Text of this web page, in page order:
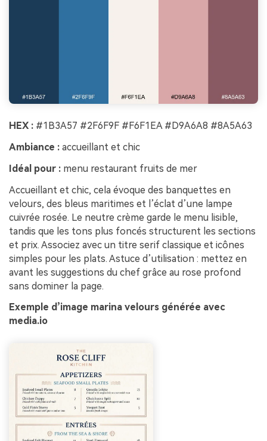
HEX : #1B3A57 #2F6F9F #F6F1EA #D9A6A8 #8A5A63
Ambiance : accueillant et chic
Idéal pour : menu restaurant fruits de mer
Accueillant et chic, cela évoque des banquettes en
velours, des bleus maritimes et l’éclat d’une lampe
cuivrée rosée. Le neutre crème garde le menu lisible,
tandis que les tons plus foncés structurent les sections
et prix. Associez avec un titre serif classique et icônes
simples pour les plats. Astuce d’utilisation : mettez en
avant les suggestions du chef grâce au rose profond
sans dominer la page.
Exemple d’image marina velours générée avec
media.io